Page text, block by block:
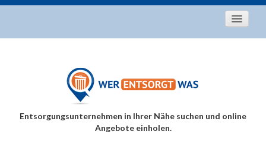
Entsorgungstipps
Über uns
Entsorgungsunternehmen in Ihrer Nähe suchen und online
Angebote einholen.